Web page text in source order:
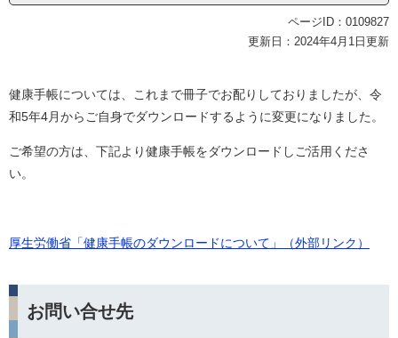
ページID：0109827
更新日：2024年4月1日更新
健康手帳については、これまで冊子でお配りしておりましたが、令
和5年4月からご自身でダウンロードするように変更になりました。
ご希望の方は、下記より健康手帳をダウンロードしご活用くださ
い。
厚生労働省「健康手帳のダウンロードについて」（外部リンク）
お問い合せ先